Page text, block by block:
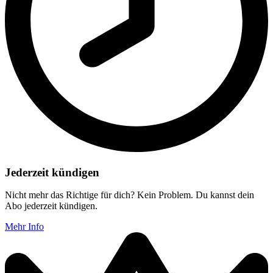
Jederzeit kündigen
Nicht mehr das Richtige für dich? Kein Problem. Du kannst dein
Abo jederzeit kündigen.
Mehr Info